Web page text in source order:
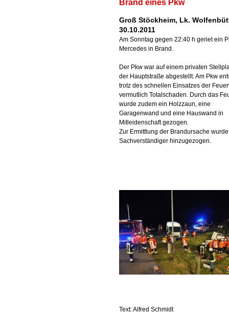
Brand eines Pkw
Groß Stöckheim, Lk.
30.10.2011
Am Sonntag gegen 22:40 h geriet ein
Mercedes in Brand.
Der Pkw war auf einem privaten
der Hauptstraße abgestellt. Am Pkw
trotz des schnellen Einsatzes der
vermutlich Totalschaden. Durch das
wurde zudem ein Holzzaun, eine
Garagenwand und eine Hauswand in
Mitleidenschaft gezogen.
Zur Ermittlung der Brandursache
Sachverständiger hinzugezogen.
Text: Alfred Schmidt